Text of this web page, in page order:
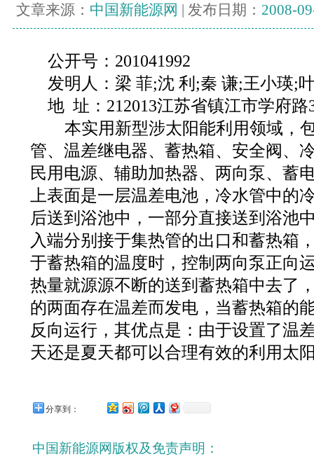
文章来源： 中国新能源网 | 发布日期： 2008-
公开号：201041992
发明人：梁 菲;沈 利;秦 谦;王小瑛;
地 址：212013江苏省镇江市学府
本实用新型涉太阳能利用领域，
管、温差继电器、蓄热箱、安全阀、
民用电源、辅助加热器、两向泵、蓄
上表面是一层温差电池，冷水管中的
后送到浴池中，一部分直接送到浴池
入端分别接于集热管的出口和蓄热箱
于蓄热箱的温度时，控制两向泵正向
热量就源源不断的送到蓄热箱中去了
的两面存在温差而发电，当蓄热箱的
反向运行，其优点是：由于设置了温
天还是夏天都可以合理有效的利用太
分享到：
中国新能源网版权及免责声明：